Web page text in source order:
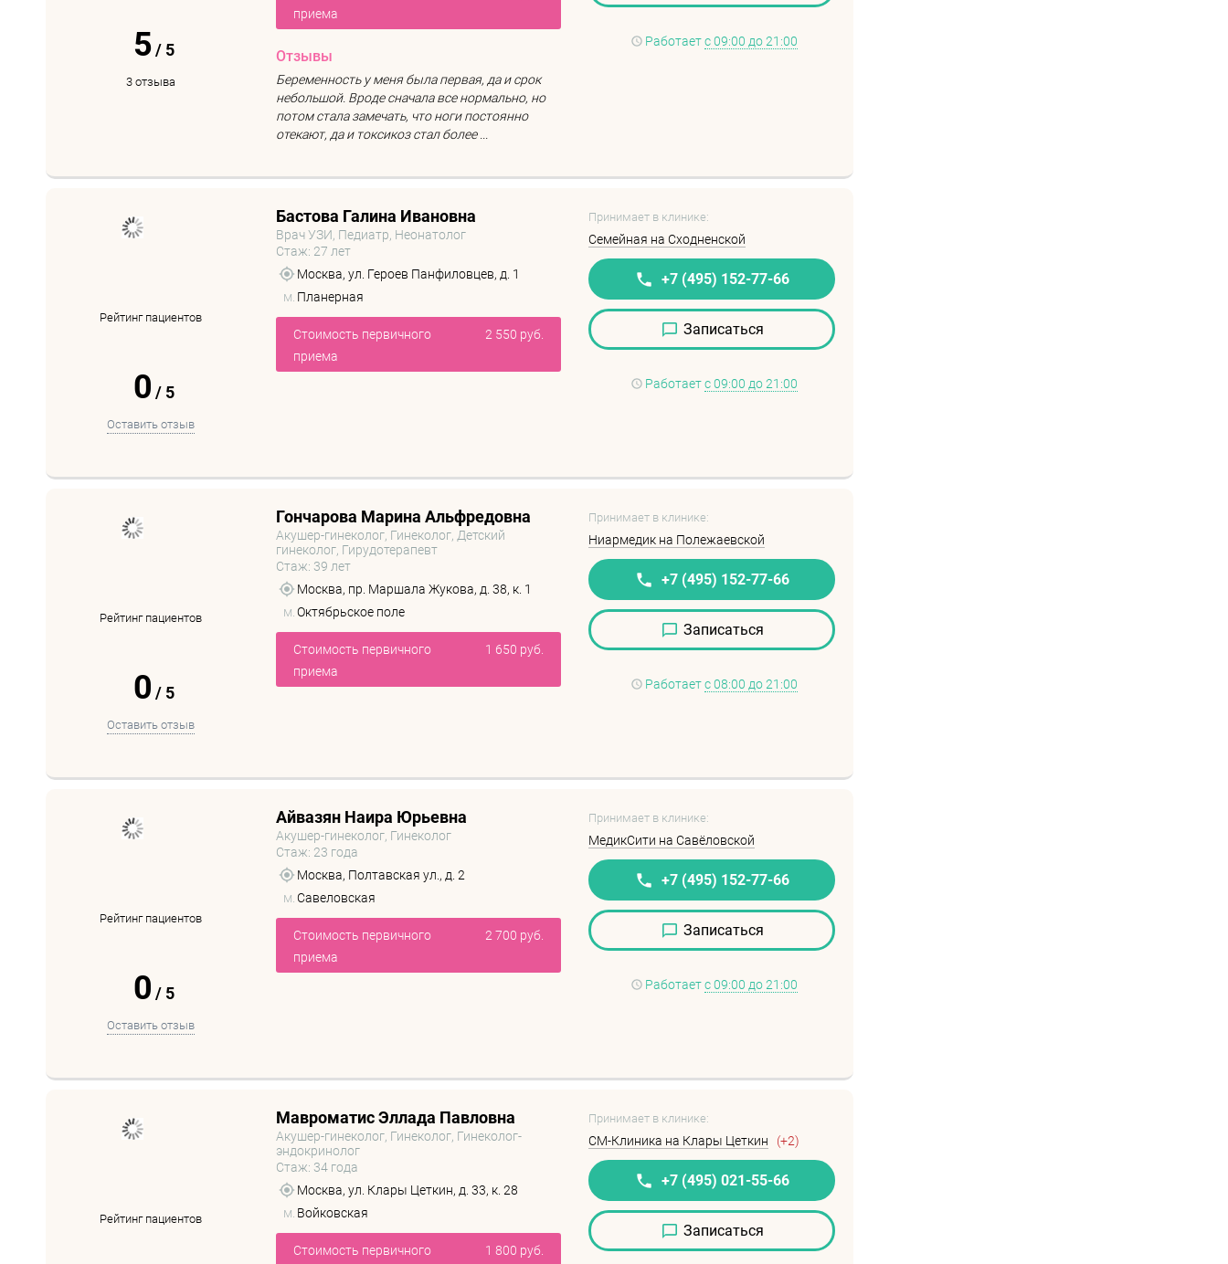
5 / 5
3 отзыва
приема
Отзывы
Беременность у меня была первая, да и срок
небольшой. Вроде сначала все нормально, но
потом стала замечать, что ноги постоянно
отекают, да и токсикоз стал более ...
Работаетс 09:00 до 21:00
Рейтинг пациентов
0 / 5
Оставить отзыв
Бастова Галина Ивановна
Врач УЗИ, Педиатр, Неонатолог
Стаж: 27 лет
Москва, ул. Героев Панфиловцев, д. 1
м. Планерная
Стоимость первичного
приема
2 550 руб.
Принимает в клинике:
Семейная на Сходненской
+7 (495) 152-77-66
Записаться
Работаетс 09:00 до 21:00
Рейтинг пациентов
0 / 5
Оставить отзыв
Гончарова Марина Альфредовна
Акушер-гинеколог, Гинеколог, Детский
гинеколог, Гирудотерапевт
Стаж: 39 лет
Москва, пр. Маршала Жукова, д. 38, к. 1
м. Октябрьское поле
Стоимость первичного
приема
1 650 руб.
Принимает в клинике:
Ниармедик на Полежаевской
+7 (495) 152-77-66
Записаться
Работаетс 08:00 до 21:00
Рейтинг пациентов
0 / 5
Оставить отзыв
Айвазян Наира Юрьевна
Акушер-гинеколог, Гинеколог
Стаж: 23 года
Москва, Полтавская ул., д. 2
м. Савеловская
Стоимость первичного
приема
2 700 руб.
Принимает в клинике:
МедикСити на Савёловской
+7 (495) 152-77-66
Записаться
Работаетс 09:00 до 21:00
Рейтинг пациентов
Мавроматис Эллада Павловна
Акушер-гинеколог, Гинеколог, Гинеколог-
эндокринолог
Стаж: 34 года
Москва, ул. Клары Цеткин, д. 33, к. 28
м. Войковская
Стоимость первичного
1 800 руб.
Принимает в клинике:
СМ-Клиника на Клары Цеткин (+2)
+7 (495) 021-55-66
Записаться